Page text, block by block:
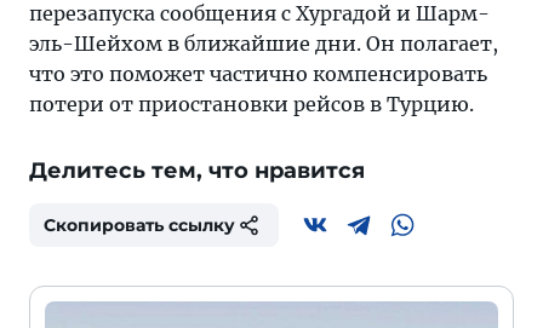
перезапуска сообщения с Хургадой и Шарм-
эль-Шейхом в ближайшие дни. Он полагает,
что это поможет частично компенсировать
потери от приостановки рейсов в Турцию.
Делитесь тем, что нравится
Скопировать ссылку